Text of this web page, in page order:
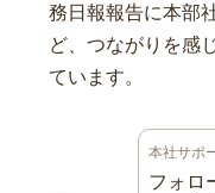
務日報報告に本部
ど、つながりを感
ています。
本社サポ
フォロ